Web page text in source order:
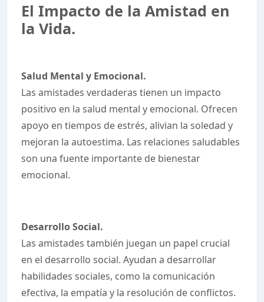
El Impacto de la Amistad en
la Vida.
Salud Mental y Emocional.
Las amistades verdaderas tienen un impacto
positivo en la salud mental y emocional. Ofrecen
apoyo en tiempos de estrés, alivian la soledad y
mejoran la autoestima. Las relaciones saludables
son una fuente importante de bienestar
emocional.
Desarrollo Social.
Las amistades también juegan un papel crucial
en el desarrollo social. Ayudan a desarrollar
habilidades sociales, como la comunicación
efectiva, la empatía y la resolución de conflictos.